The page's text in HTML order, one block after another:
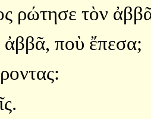
ρώτησε τὸν
ποὺ ἔπεσα;